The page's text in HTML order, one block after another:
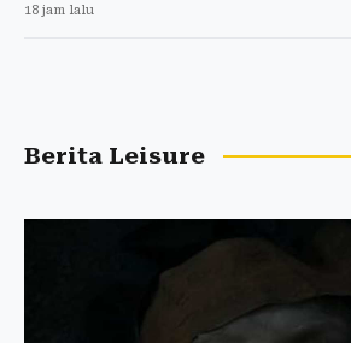
18 jam lalu
Berita Leisure